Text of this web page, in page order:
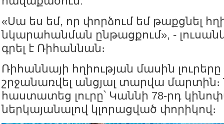
«Սա ես եմ, որ փորձում եմ թաքցնել
նկարահանման ընթացքում», -
գրել է Ռիհաննան։
Ռիհաննայի հղիության մասին
շրջանառվել անցյալ տարվա մարտին։
հաստատեց լուրը՝ Կաննի 78-րդ
ներկայանալով կլորացված փորիկով։